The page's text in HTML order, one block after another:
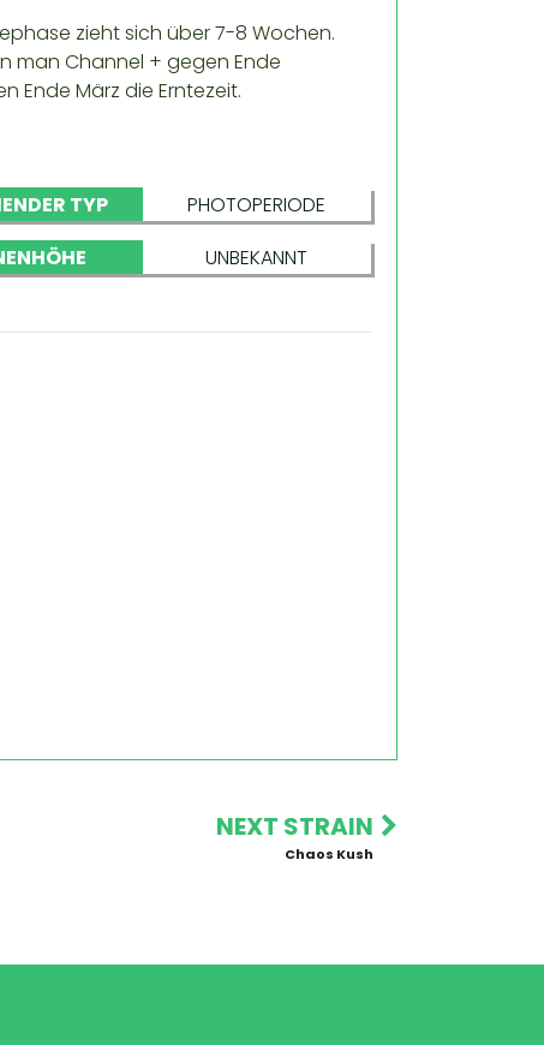
zieht sich über 7-8 Wochen.
man Channel + gegen Ende
Ende März die Erntezeit.
TYP
PHOTOPERIODE
UNBEKANNT
NEXT STRAIN
Chaos Kush